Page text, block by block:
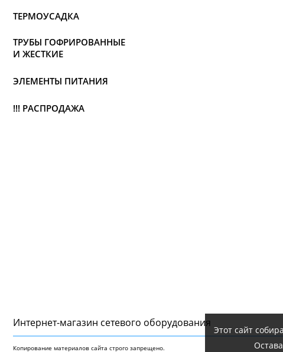
ТЕРМОУСАДКА
ТРУБЫ ГОФРИРОВАННЫЕ
И ЖЕСТКИЕ
ЭЛЕМЕНТЫ ПИТАНИЯ
!!! РАСПРОДАЖА
Интернет-магазин сетeвого оборудования
Копирование материалов сайта строго запрещено.
Этот сайт